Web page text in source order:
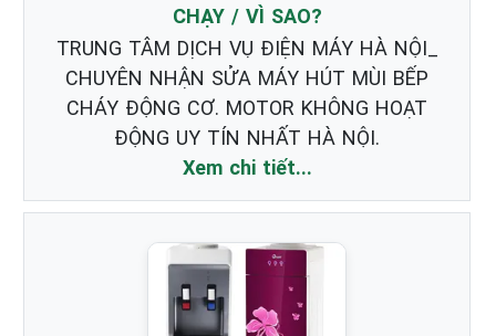
CHẠY / VÌ SAO?
TRUNG TÂM DỊCH VỤ ĐIỆN MÁY HÀ NỘI_
CHUYÊN NHẬN SỬA MÁY HÚT MÙI BẾP
CHÁY ĐỘNG CƠ. MOTOR KHÔNG HOẠT
ĐỘNG UY TÍN NHẤT HÀ NỘI.
Xem chi tiết...